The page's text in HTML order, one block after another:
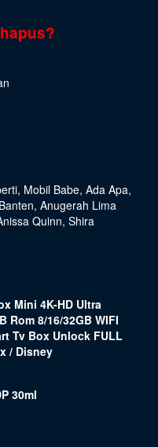
, Mobil Babe, Ada Apa,
, Anugerah Lima
Quinn, Shira
Mini 4K-HD Ultra
Rom 8/16/32GB WIFI
Tv Box Unlock FULL
/ Disney
30ml